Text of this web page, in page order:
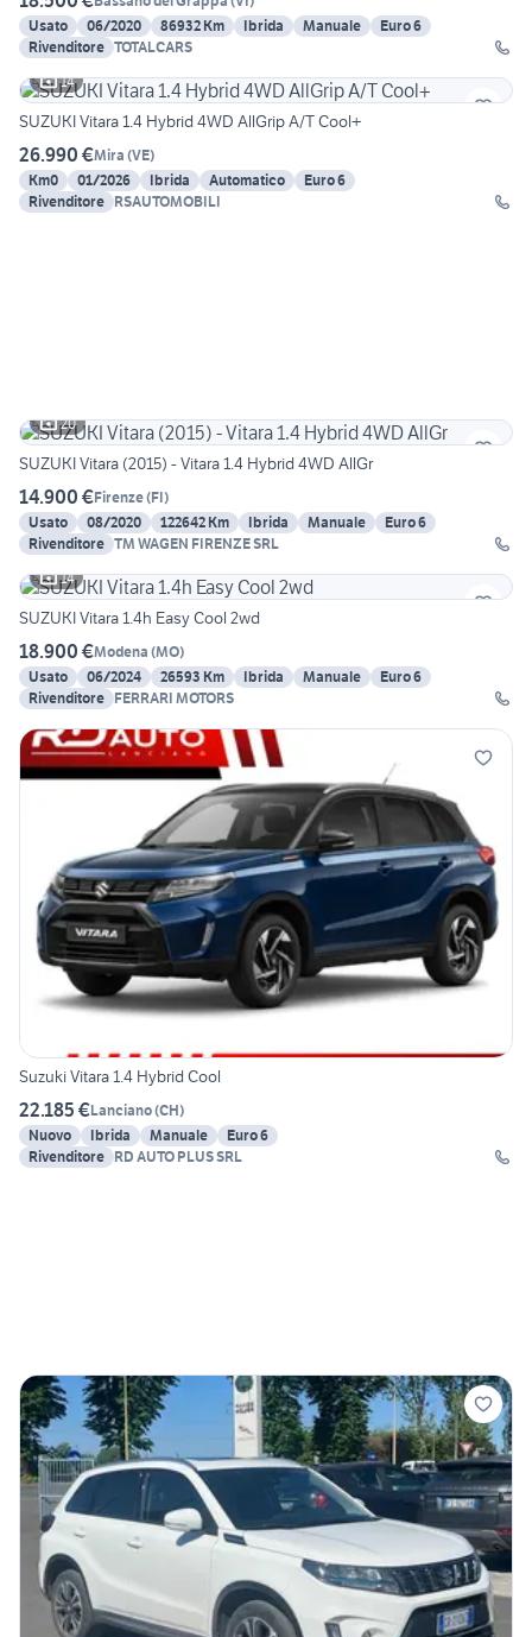
Usato
06/2020 86932 Km Ibrida Manuale
Euro 6
Rivenditore TOTALCARS
14
SUZUKI Vitara 1.4 Hybrid 4WD AllGrip A/T Cool+
26.990 €Mira (VE)
Km0
01/2026 Ibrida Automatico
Euro 6
Rivenditore RSAUTOMOBILI
20
SUZUKI Vitara (2015) - Vitara 1.4 Hybrid 4WD AllGr
14.900 €Firenze(FI)
Usato
08/2020 122642 Km Ibrida Manuale
Euro 6
Rivenditore TM WAGEN FIRENZE SRL
14
SUZUKI Vitara 1.4h Easy Cool 2wd
18.900 €Modena (MO)
Usato
06/2024 26593 Km Ibrida Manuale
Euro 6
Rivenditore FERRARI MOTORS
Suzuki Vitara 1.4 Hybrid Cool
22.185 €Lanciano(CH)
Nuovo
Ibrida Manuale
Euro 6
Rivenditore RD AUTO PLUS SRL